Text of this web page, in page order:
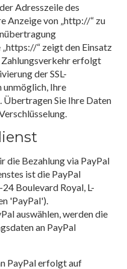
Adresszeile des
Anzeige von „http://“ zu
“ zeigt den Einsatz
Zahlungsverkehr erfolgt
der SSL-
unmöglich, Ihre
Sie Ihre Daten
die Bezahlung via PayPal
ist die PayPal
24 Boulevard Royal, L-
'PayPal').
auswählen, werden die
an PayPal
PayPal erfolgt auf